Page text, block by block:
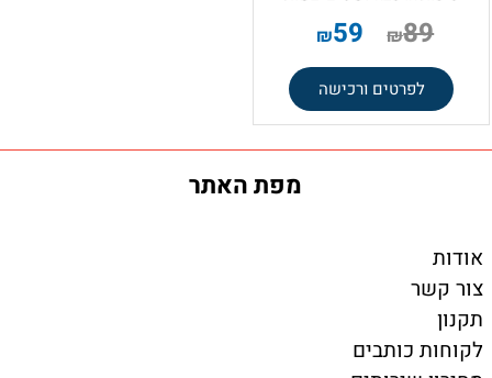
₪89
₪59
לפרטים ורכישה
מפת האתר
אודות
צור קשר
תקנון
לקוחות כותבים